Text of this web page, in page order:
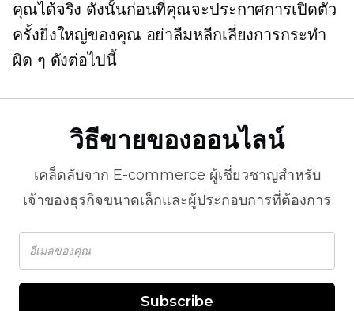
คุณได้จริง ดังนั้นก่อนที่คุณจะประกาศการเปิดตัว
ครั้งยิ่งใหญ่ของคุณ อย่าลืมหลีกเลี่ยงการกระทำ
ผิด ๆ ดังต่อไปนี้
วิธีขายของออนไลน์
เคล็ดลับจาก E-commerce ผู้เชี่ยวชาญสำหรับ
เจ้าของธุรกิจขนาดเล็กและผู้ประกอบการที่ต้องการ
Subscribe